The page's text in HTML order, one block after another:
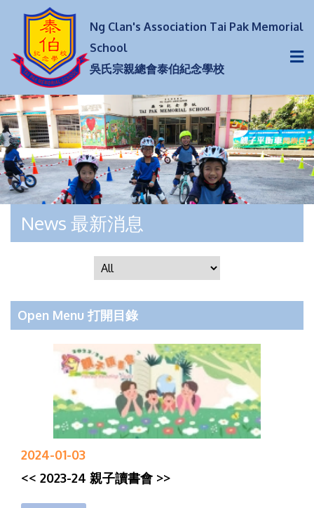
Ng Clan's Association Tai Pak Memorial
School
吳氏宗親總會泰伯紀念學校
News 最新消息
Open Menu 打開目錄
2024-01-03
<< 2023-24 親子讀書會 >>